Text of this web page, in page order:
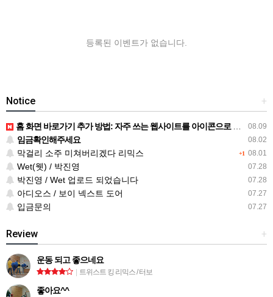
등록된 이벤트가 없습니다.
+
Notice
08.09
홈 화면 바로가기 추가 방법: 자주 쓰는 웹사이트를 아이콘으로 만드는 순서
08.02
임금확인해주세요
+1 08.01
막걸리 소주 미쳐버리겠다 리믹스
07.28
Wet(웻) / 박진영
07.28
박진영 / Wet 업로드 되었습니다
07.27
아디오스 / 보이 넥스트 도어
07.27
입금문의
+
Review
운동 되고 좋으네요
트위스트 킹 리믹스 / 터보
좋아요^^